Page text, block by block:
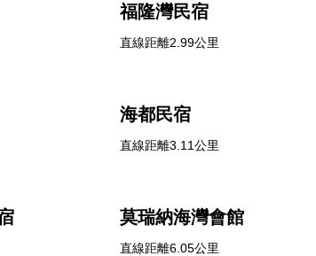
福隆灣民宿
直線距離2.99公里
海都民宿
直線距離3.11公里
莫瑞納海灣會館
直線距離6.05公里